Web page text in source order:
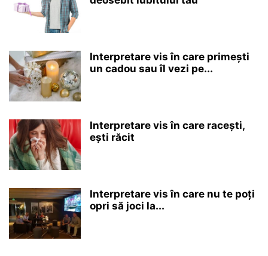
Interpretare vis în care primești
un cadou sau îl vezi pe...
Interpretare vis în care racești,
ești răcit
Interpretare vis în care nu te poți
opri să joci la...